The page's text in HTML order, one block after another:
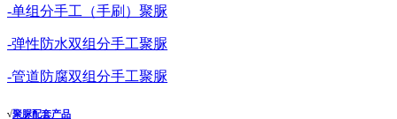
-单组分手工（手刷）聚脲
-弹性防水双组分手工聚脲
-管道防腐双组分手工聚脲
√聚脲配套产品